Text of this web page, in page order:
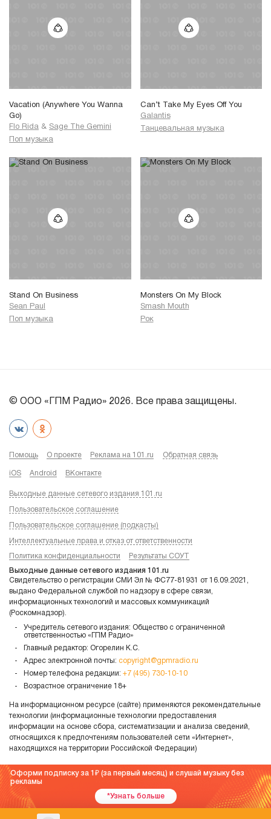
Vacation (Anywhere You Wanna
Go)
Flo Rida & Sage The Gemini
Поп музыка
Can’t Take My Eyes Off You
Galantis
Танцевальная музыка
Stand On Business
Sean Paul
Поп музыка
Monsters On My Block
Smash Mouth
Рок
© ООО «ГПМ Радио» 2026. Все права защищены.
Помощь О проекте Реклама на 101.ru Обратная связь
iOS Android ВКонтакте
Выходные данные сетевого издания 101.ru
Пользовательское соглашение
Пользовательское соглашение (подкасты)
Интеллектуальные права и отказ от ответственности
Политика конфиденциальности Результаты СОУТ
Выходные данные сетевого издания 101.ru
Свидетельство о регистрации СМИ Эл № ФС77-81931 от 16.09.2021,
выдано Федеральной службой по надзору в сфере связи,
информационных технологий и массовых коммуникаций
(Роскомнадзор).
Учредитель сетевого издания: Общество с ограниченной
ответственностью «ГПМ Радио»
Главный редактор: Огорелин К.С.
Адрес электронной почты: copyright@gpmradio.ru
Номер телефона редакции: +7 (495) 730-10-10
Возрастное ограничение 18+
На информационном ресурсе (сайте) применяются рекомендательные
технологии (информационные технологии предоставления
информации на основе сбора, систематизации и анализа сведений,
относящихся к предпочтениям пользователей сети «Интернет»,
находящихся на территории Российской Федерации)
Оформи подписку за 1
(за первый месяц) и слушай музыку без
рекламы
*Узнать больше